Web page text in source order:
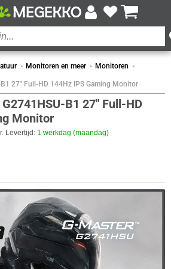
Monitoren en meer Monitoren
B1 27" Full-HD 144Hz IPS Gaming Monitor
B1 27" Full-HD
Monitor
Levertijd: 1 werkdag (maandag)
Mat
IPS
16.7M
27.0 inch (68.6cm)